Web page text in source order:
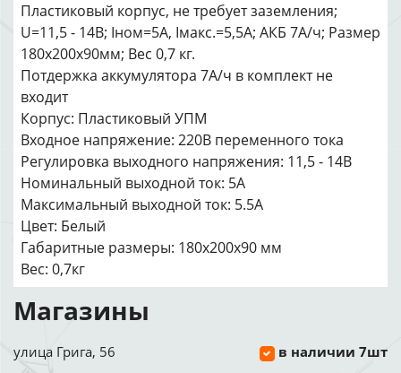
Пластиковый корпус, не требует заземления;
U=11,5 - 14В; Iном=5А, Iмакс.=5,5А; АКБ 7А/ч; Размер
180х200х90мм; Вес 0,7 кг.
Потдержка аккумулятора 7A/ч в комплект не
входит
Корпус: Пластиковый УПМ
Входное напряжение: 220В переменного тока
Регулировка выходного напряжения: 11,5 - 14В
Номинальный выходной ток: 5А
Максимальный выходной ток: 5.5А
Цвет: Белый
Габаритные размеры: 180x200x90 мм
Вес: 0,7кг
Магазины
улица Грига, 56 в наличии 7шт